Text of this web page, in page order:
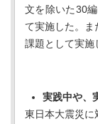
文を除いた30
て実施した。ま
課題として実施
実践中や、
東日本大震災に